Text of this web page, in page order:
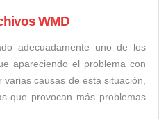
WMD
adecuadamente uno de los
apareciendo el problema con
causas de esta situación,
que provocan más problemas